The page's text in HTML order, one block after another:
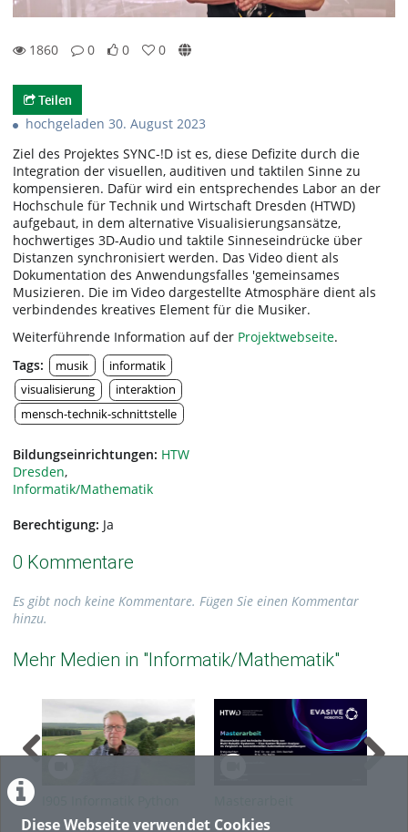
Diese Webseite verwendet Cookies
1860
0
0
0
Teilen
hochgeladen 30. August 2023
Ziel des Projektes SYNC-!D ist es, diese Defizite durch die
Integration der visuellen, auditiven und taktilen Sinne zu
kompensieren. Dafür wird ein entsprechendes Labor an der
Hochschule für Technik und Wirtschaft Dresden (HTWD)
aufgebaut, in dem alternative Visualisierungsansätze,
hochwertiges 3D-Audio und taktile Sinneseindrücke über
Distanzen synchronisiert werden. Das Video dient als
Dokumentation des Anwendungsfalles 'gemeinsames
Musizieren. Die im Video dargestellte Atmosphäre dient als
verbindendes kreatives Element für die Musiker.
Weiterführende Information auf der Projektwebseite.
Tags:
musik
informatik
visualisierung
interaktion
mensch-technik-schnittstelle
Bildungseinrichtungen: HTW
Dresden,
Informatik/Mathematik
Berechtigung: Ja
0 Kommentare
Es gibt noch keine Kommentare. Fügen Sie einen Kommentar
hinzu.
Mehr Medien in "Informatik/Mathematik"
Klassen
Ökonomische und